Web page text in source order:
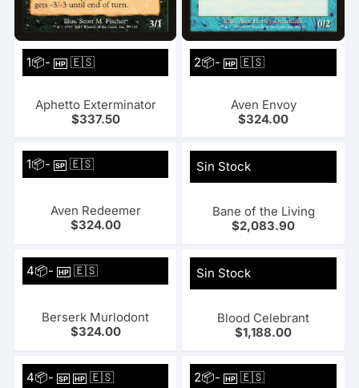
1📦-HP 🇪🇸
Aphetto Exterminator
$337.50
2📦-HP 🇪🇸
Aven Envoy
$324.00
1📦-SP 🇪🇸
Aven Redeemer
$324.00
Sin Stock
Bane of the Living
$2,083.90
4📦-HP 🇪🇸
Berserk Murlodont
$324.00
Sin Stock
Blood Celebrant
$1,188.00
4📦-SP HP 🇪🇸 2📦-HP 🇪🇸